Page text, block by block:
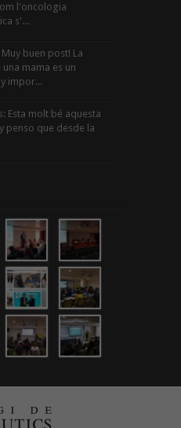
l'oncologia
s'...
buen post! La
mama es un
impor...
Esta molt bé aquesta
penso que desde la